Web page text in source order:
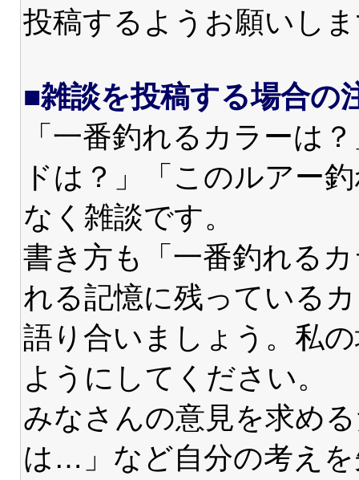
投稿するようお願いし
■雑談を投稿する場合の
「一番釣れるカラーは
ドは？」「このルアー
なく雑談です。
書き方も「一番釣れる
れる記憶に残っている
語り合いましょう。私
ようにしてください。
みなさんの意見を求め
は…」など自分の考え